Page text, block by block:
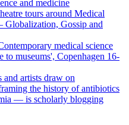
and medicine
tours around Medical
Gossip and
medical science
to museums', Copenhagen 16-
and artists draw on
the history of antibiotics
— is scholarly blogging